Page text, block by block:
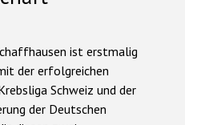
ist erstmalig
der erfolgreichen
Schweiz und der
der Deutschen